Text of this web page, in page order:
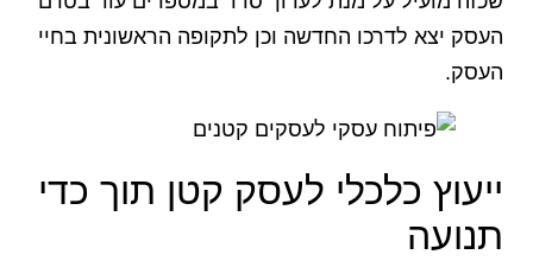
העסק יצא לדרכו החדשה וכן לתקופה הראשונית בחיי
העסק.
ייעוץ כלכלי לעסק קטן תוך כדי
תנועה